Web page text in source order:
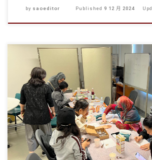
by saoeditor Published 9 12 月 2024
文化體驗日 學生事務處於11月26及27日舉行了「